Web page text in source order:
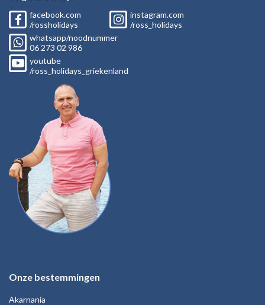
facebook.com
/rossholidays
instagram.com
/ross_holidays
whatsapp/noodnummer
06 273 02 986
youtube
/ross_holidays_griekenland
Onze bestemmingen
Akarnania